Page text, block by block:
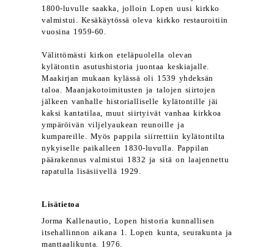
1800-luvulle saakka, jolloin Lopen uusi kirkko
valmistui. Kesäkäytössä oleva kirkko restauroitiin
vuosina 1959-60.
Välittömästi kirkon eteläpuolella olevan
kylätontin asutushistoria juontaa keskiajalle.
Maakirjan mukaan kylässä oli 1539 yhdeksän
taloa. Maanjakotoimitusten ja talojen siirtojen
jälkeen vanhalle historialliselle kylätontille jäi
kaksi kantatilaa, muut siirtyivät vanhaa kirkkoa
ympäröivän viljelyaukean reunoille ja
kumpareille. Myös pappila siirrettiin kylätontilta
nykyiselle paikalleen 1830-luvulla. Pappilan
päärakennus valmistui 1832 ja sitä on laajennettu
rapatulla lisäsiivellä 1929.
Lisätietoa
Jorma Kallenautio, Lopen historia kunnallisen
itsehallinnon aikana 1. Lopen kunta, seurakunta ja
manttaalikunta. 1976.